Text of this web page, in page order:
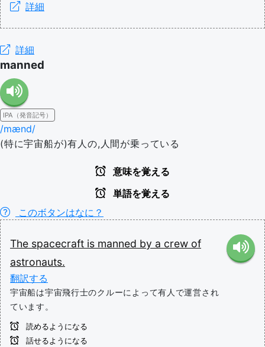
詳細
詳細
manned
IPA（発音記号）
/mænd/
(特に宇宙船が)有人の,人間が乗っている
意味を覚える
単語を覚える
このボタンはなに？
The spacecraft is manned by a crew of
astronauts.
翻訳する
宇宙船は宇宙飛行士のクルーによって有人で運営され
ています。
読めるようになる
話せるようになる